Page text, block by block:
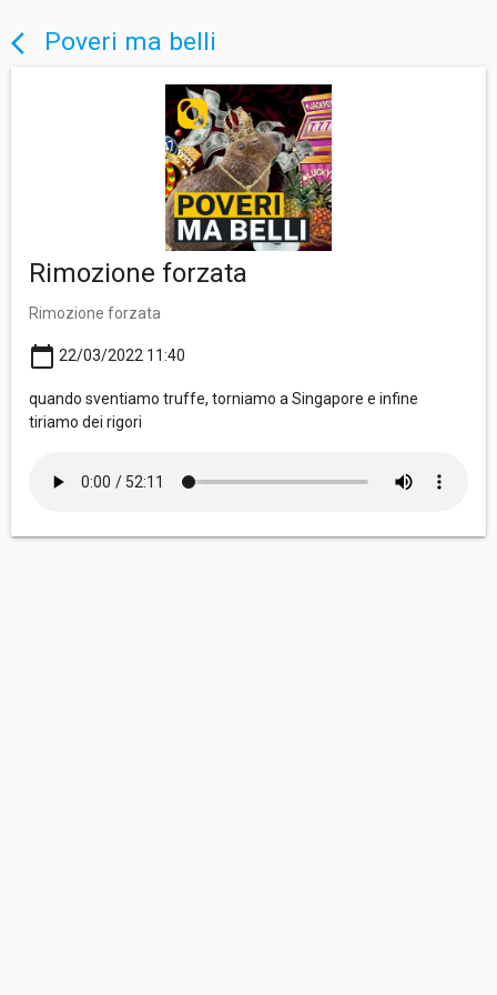
arrow_back_ios Poveri ma belli
Rimozione forzata
Rimozione forzata
calendar_today 22/03/2022 11:40
quando sventiamo truffe, torniamo a Singapore e infine
tiriamo dei rigori